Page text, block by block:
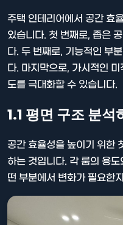
주택 인테리어에서 공간 효
있습니다. 첫 번째로, 좁은
다. 두 번째로, 기능적인 부
다. 마지막으로, 가시적인
도를 극대화할 수 있습니다.
1.1 평면 구조 분석
공간 효율성을 높이기 위한
하는 것입니다. 각 룸의 용
떤 부분에서 변화가 필요한